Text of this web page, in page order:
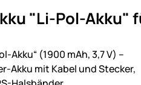
"Li-Pol-Akku"